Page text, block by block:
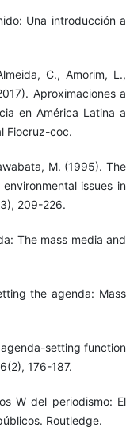
Una introducción a
C., Amorim, L.,
Aproximaciones a
en América Latina a
Fiocruz-coc.
M. (1995). The
issues in
209-226.
The mass media and
the agenda: Mass
agenda-setting function
176-187.
W del periodismo: El
Routledge.